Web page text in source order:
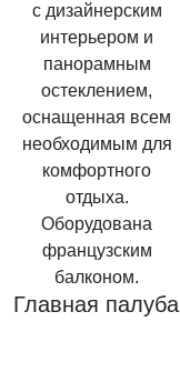
с дизайнерским
интерьером и
панорамным
остеклением,
оснащенная всем
необходимым для
комфортного
отдыха.
Оборудована
французским
балконом.
Главная палуба